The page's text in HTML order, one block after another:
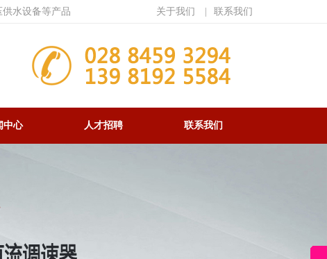
水设备等产品 关于我们 联系我们
中心 人才招聘 联系我们